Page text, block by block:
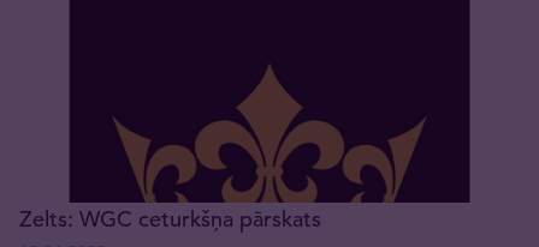
Zelts: WGC ceturkšņa pārskats